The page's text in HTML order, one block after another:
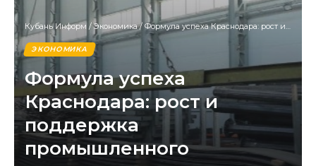
Кубань Информ /Экономика/ Формула успеха Краснодара: рост и поддержка промышленного производства, открытие промпарков
ЭКОНОМИКА
Формула успеха
Краснодара: рост и
поддержка
промышленного